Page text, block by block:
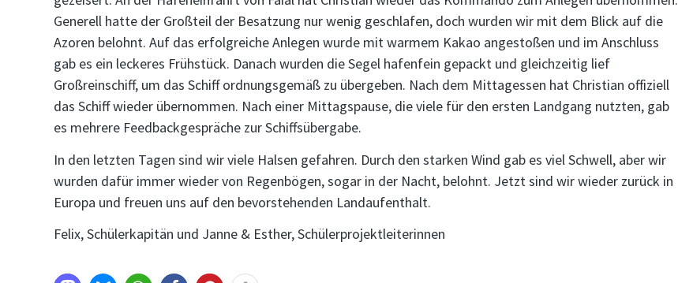
Generell hatte der Großteil der Besatzung nur wenig geschlafen, doch wurden wir mit dem Blick auf die
Azoren belohnt. Auf das erfolgreiche Anlegen wurde mit warmem Kakao angestoßen und im Anschluss
gab es ein leckeres Frühstück. Danach wurden die Segel hafenfein gepackt und gleichzeitig lief
Großreinschiff, um das Schiff ordnungsgemäß zu übergeben. Nach dem Mittagessen hat Christian offiziell
das Schiff wieder übernommen. Nach einer Mittagspause, die viele für den ersten Landgang nutzten, gab
es mehrere Feedbackgespräche zur Schiffsübergabe.
In den letzten Tagen sind wir viele Halsen gefahren. Durch den starken Wind gab es viel Schwell, aber wir
wurden dafür immer wieder von Regenbögen, sogar in der Nacht, belohnt. Jetzt sind wir wieder zurück in
Europa und freuen uns auf den bevorstehenden Landaufenthalt.
Felix, Schülerkapitän und Janne & Esther, Schülerprojektleiterinnen